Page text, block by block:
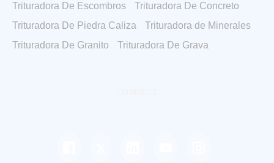
Trituradora De Escombros
Trituradora De Concreto
Trituradora De Piedra Caliza
Trituradora de Minerales
Trituradora De Granito
Trituradora De Grava